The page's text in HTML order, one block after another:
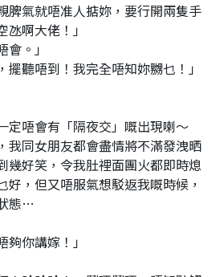
脾氣就唔准人掂妳，要行開兩隻手
啊大佬！」
會。」
擺聽唔到！我完全唔知妳嬲乜！」
定唔會有「隔夜交」嘅出現喇～
我同女朋友都會盡情將不滿發洩晒
幾好笑，令我肚裡面團火都即時熄
好，但又唔服氣想駁返我嘅時候，
態…
夠你講嫁！」